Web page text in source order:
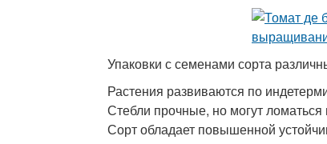
Упаковки с семенами сорта
Растения развиваются по
Стебли прочные, но могут
Сорт обладает повышенной